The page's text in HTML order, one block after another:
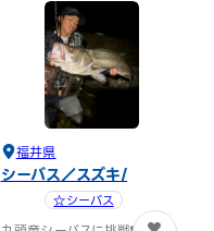
福井県
シーバス／スズキ
☆シーバス